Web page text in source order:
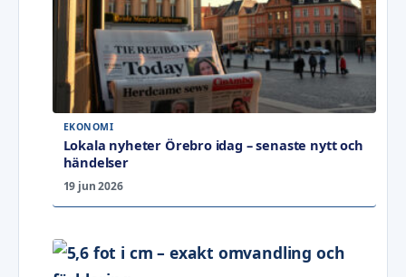
EKONOMI
Lokala nyheter Örebro idag – senaste nytt och
händelser
19 jun 2026